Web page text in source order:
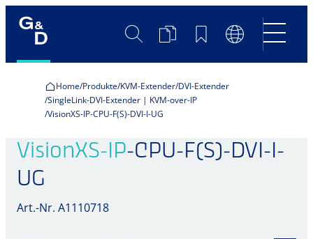
SucheProduktvergleich
Merkliste
Home Produkte KVM-Extender DVI-Extender
SingleLink-DVI-Extender | KVM-over-IP
VisionXS-IP-CPU-F(S)-DVI-I-UG
VisionXS-IP-CPU-F(S)-DVI-I-
UG
Art.-Nr. A1110718